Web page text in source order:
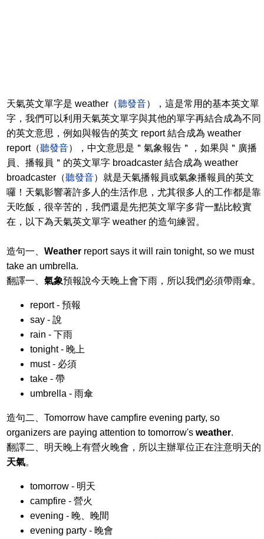
天氣英文單字是 weather（聽發音），這是常用的基本英文單
字，我們可以利用天氣英文單字與其他的單字再結合成為不同
的英文意思，例如與報告的英文 report 結合成為 weather
report（聽發音），中文意思是＂氣象報告＂，如果與＂廣播
員、播報員＂的英文單字 broadcaster 結合成為 weather
broadcaster（聽發音）就是天氣播報員或氣象播報員的英文
囉！天氣影響著許多人的生活作息，尤其很多人的工作都是靠
天吃飯，很辛苦的，我們還是先把英文單字多背一點比較實
在，以下為天氣英文單字 weather 的造句練習。
造句一、 Weather report says it will rain tonight, so we must
take an umbrella.
翻譯一、 氣象預報說今天晚上會下雨，所以我們必須帶雨傘。
report - 預報
say - 說
rain - 下雨
tonight - 晚上
must - 必須
take - 帶
umbrella - 雨傘
造句二、Tomorrow have campfire evening party, so
organizers are paying attention to tomorrow's weather.
翻譯二、明天晚上有營火晚會，所以主辦單位正在注意明天的
天氣。
tomorrow - 明天
campfire - 營火
evening - 晚、晚間
evening party - 晚會